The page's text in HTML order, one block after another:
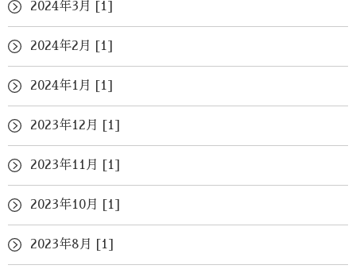
2024年3月 [1]
2024年2月 [1]
2024年1月 [1]
2023年12月 [1]
2023年11月 [1]
2023年10月 [1]
2023年8月 [1]